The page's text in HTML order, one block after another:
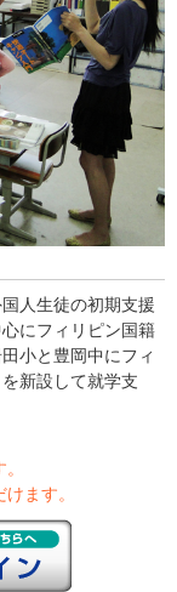
人生徒の初期支援
にフィリピン国籍
小と豊岡中にフィ
新設して就学支
ます。